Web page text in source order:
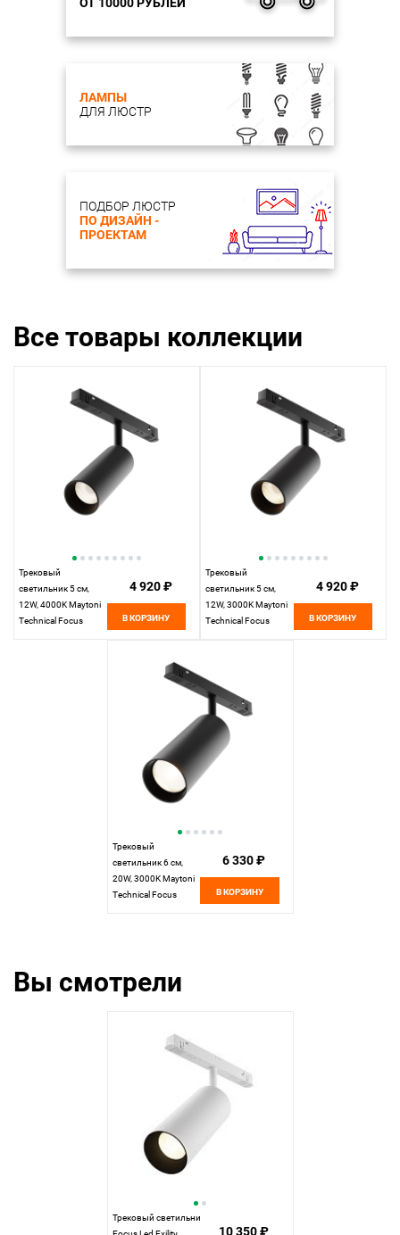
ЛАМПЫ
ДЛЯ ЛЮСТР
ПОДБОР ЛЮСТР
ПО ДИЗАЙН -
ПРОЕКТАМ
Все товары коллекции
Трековый
светильник 5 см,
12W, 4000K Maytoni
Technical Focus
4 920 ₽
В КОРЗИНУ
Трековый
светильник 5 см,
12W, 3000K Maytoni
Technical Focus
4 920 ₽
В КОРЗИНУ
Трековый
светильник 6 см,
20W, 3000K Maytoni
Technical Focus
6 330 ₽
В КОРЗИНУ
Вы смотрели
Трековый светильник
10 350 ₽